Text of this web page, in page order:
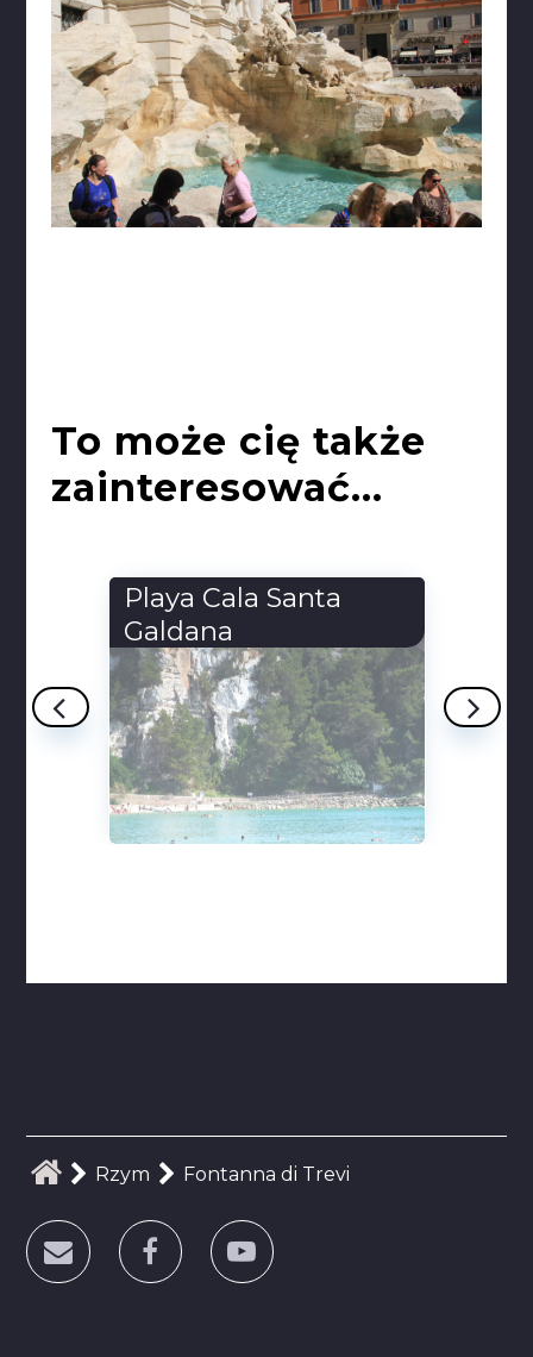
To może cię także
zainteresować...
Passo Oscuro
Rzym Fontanna di Trevi